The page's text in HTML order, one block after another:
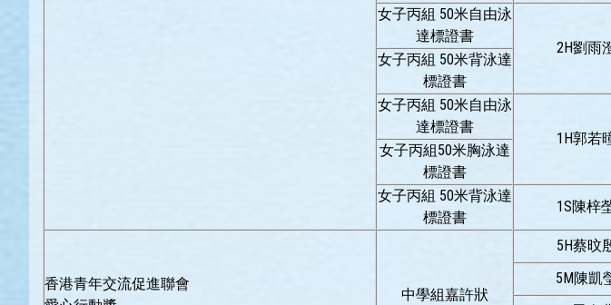
女子丙組 50米自由泳
達標證書
2H劉雨
女子丙組 50米背泳達
標證書
女子丙組 50米自由泳
達標證書
1H郭若
女子丙組50米胸泳達
標證書
女子丙組 50米背泳達
標證書
1S陳梓
香港青年交流促進聯會
中學組嘉許狀
5H蔡旼
5M陳凱